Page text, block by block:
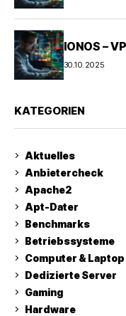
IONOS –
30.10.2025
KATEGORIEN
Aktuelles
Anbietercheck
Apache2
Apt-Dater
Benchmarks
Betriebssysteme
Computer & Laptop
Dedizierte Server
Gaming
Hardware